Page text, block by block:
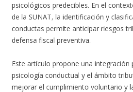
psicológicos predecibles. En el
de la SUNAT, la identificación y
conductas permite anticipar riesgos
defensa fiscal preventiva.
Este artículo propone una integración
psicología conductual y el ámbito
mejorar el cumplimiento voluntario y